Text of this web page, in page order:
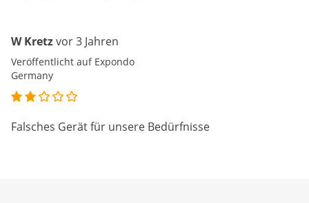
W Kretzvor 3 Jahren
Veröffentlicht auf Expondo
Germany
Falsches Gerät für unsere Bedürfnisse